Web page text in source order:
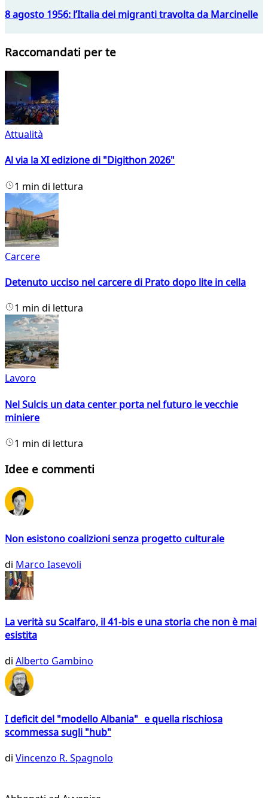
8 agosto 1956: l’Italia dei migranti travolta da Marcinelle
Raccomandati per te
Attualità
Al via la XI edizione di "Digithon 2026"
1 min di lettura
Carcere
Detenuto ucciso nel carcere di Prato dopo lite in cella
1 min di lettura
Lavoro
Nel Sulcis un data center porta nel futuro le vecchie
miniere
1 min di lettura
Idee e commenti
Non esistono coalizioni senza progetto culturale
di Marco Iasevoli
La verità su Scalfaro, il 41-bis e una storia che non è mai
esistita
di Alberto Gambino
I deficit del "modello Albania" e quella rischiosa
scommessa sugli "hub"
di Vincenzo R. Spagnolo